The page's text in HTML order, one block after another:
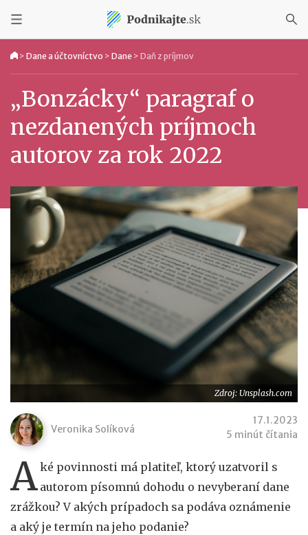
> Dane a účtovníctvo > Dane > Daň z príjmov
„Bonzácky“ paragraf o
nezdanených príjmoch
autorov za rok 2022
Zdroj: Unsplash.com
Veronika Solíková
17.1.2023
5 minút čítania
Aké povinnosti má platiteľ, ktorý uzatvoril s
autorom písomnú dohodu o nevyberaní dane
zrážkou? V akých prípadoch sa podáva oznámenie
a aký je termín na jeho podanie?